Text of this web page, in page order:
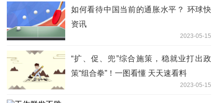
如何看待中国当前的通胀水平？ 环球快
资讯
2023-05-15
“扩、促、兜”综合施策，稳就业打出政
策“组合拳”！一图看懂 天天速看料
2023-05-15